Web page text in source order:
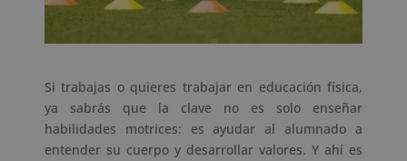
Si trabajas o quieres trabajar en educación física,
ya sabrás que la clave no es solo enseñar
habilidades motrices: es ayudar al alumnado a
entender su cuerpo y desarrollar valores. Y ahí es